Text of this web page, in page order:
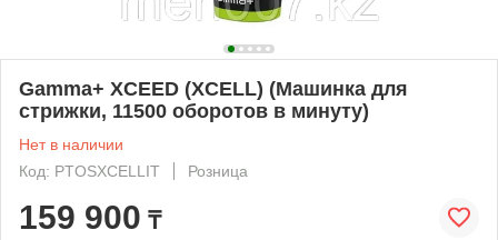
Gamma+ XCEED (XCELL) (Машинка для
стрижки, 11500 оборотов в минуту)
Нет в наличии
Код: PTOSXCELLIT
Розница
159 900 ₸